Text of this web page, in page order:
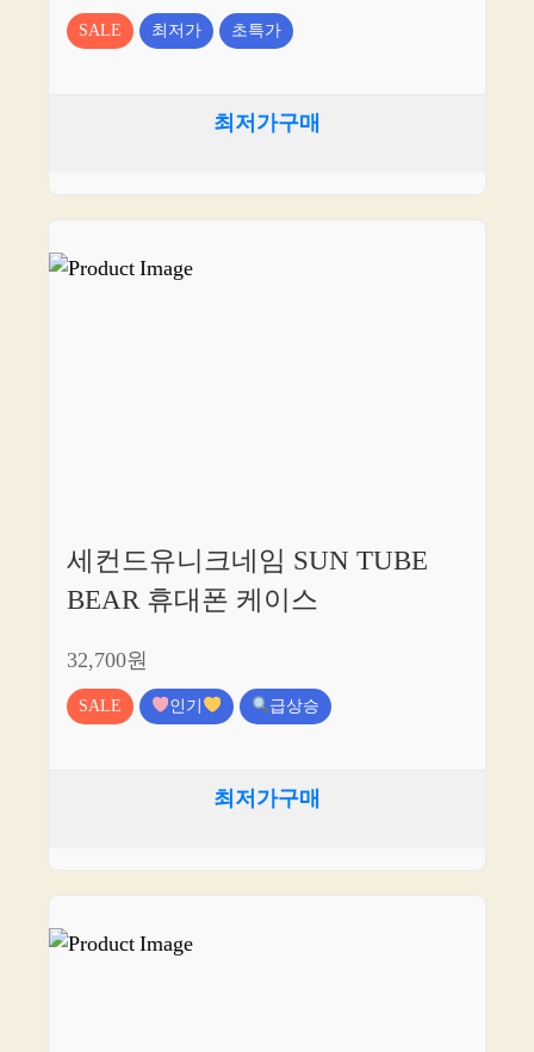
SALE 최저가 초특가
최저가구매
세컨드유니크네임 SUN TUBE
BEAR 휴대폰 케이스
32,700원
SALE 인기 급상승
최저가구매